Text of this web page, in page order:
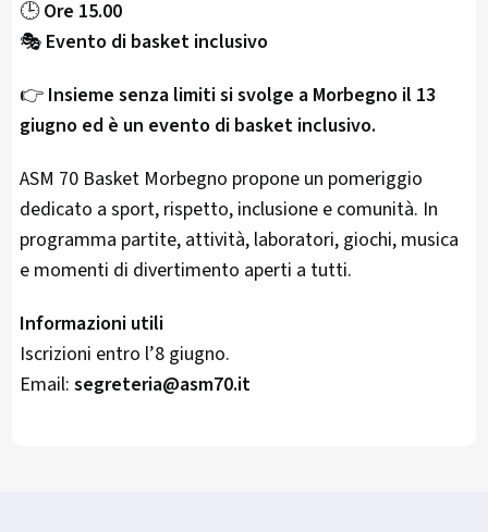
🕒Ore 15.00
🎭 Evento di basket inclusivo
👉 Insieme senza limiti si svolge a Morbegno il 13
giugno ed è un evento di basket inclusivo.
ASM 70 Basket Morbegno propone un pomeriggio
dedicato a sport, rispetto, inclusione e comunità. In
programma partite, attività, laboratori, giochi, musica
e momenti di divertimento aperti a tutti.
Informazioni utili
Iscrizioni entro l’8 giugno.
Email: segreteria@asm70.it